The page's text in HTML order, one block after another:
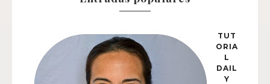
TUT
ORIA
L
DAIL
Y